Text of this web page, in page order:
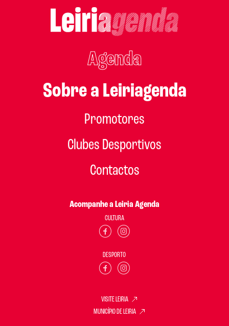
Agenda
Sobre a Leiriagenda
Promotores
Clubes Desportivos
Contactos
Acompanhe a Leiria Agenda
CULTURA
DESPORTO
VISITE LEIRIA
MUNICÍPIO DE LEIRIA